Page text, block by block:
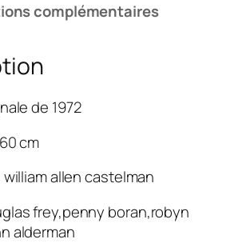
complémentaires
de 1972
cm
allen castelman
frey,penny boran,robyn
alderman